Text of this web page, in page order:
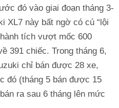
đó vào giai đoạn tháng 3-
XL7 này bất ngờ có cú “lội
tích vượt mốc 600
391 chiếc. Trong tháng 6,
chỉ bán được 28 xe,
đó (tháng 5 bán được 15
ra sau 6 tháng lên mức